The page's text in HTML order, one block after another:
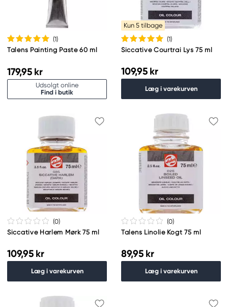
(1)
Talens Painting Paste 60 ml
179,95 kr
Udsolgt online
Find i butik
Kun 5 tilbage
(1)
Siccative Courtrai Lys 75 ml
109,95 kr
Læg i varekurven
(0)
Siccative Harlem Mørk 75 ml
109,95 kr
Læg i varekurven
(0)
Talens Linolie Kogt 75 ml
89,95 kr
Læg i varekurven